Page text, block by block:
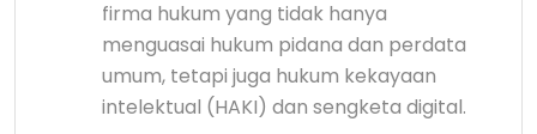
firma hukum yang tidak hanya
menguasai hukum pidana dan perdata
umum, tetapi juga hukum kekayaan
intelektual (HAKI) dan sengketa digital.